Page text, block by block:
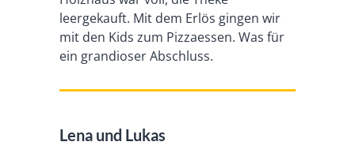
leergekauft. Mit dem Erlös gingen wir
mit den Kids zum Pizzaessen. Was für
ein grandioser Abschluss.
Lena und Lukas